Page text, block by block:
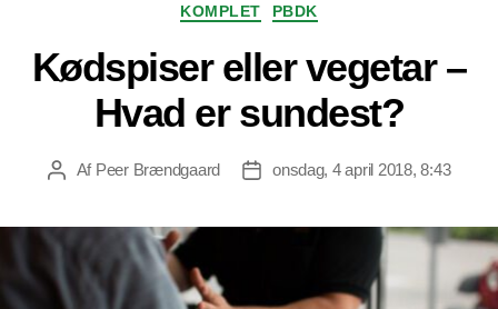
KOMPLET
PBDK
Kødspiser eller vegetar –
Hvad er sundest?
Indlægsforfatter
Af Peer Brændgaard Indlægsdato
onsdag, 4 april 2018, 8:43